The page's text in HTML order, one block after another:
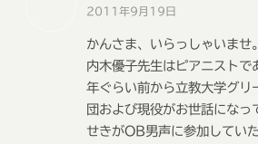
2011年9月19日
かんさま、いらっしゃいませ。
内木優子先生はピアニスト
年ぐらい前から立教大学グリ
団および現役がお世話になっ
せきがOB男声に参加してい